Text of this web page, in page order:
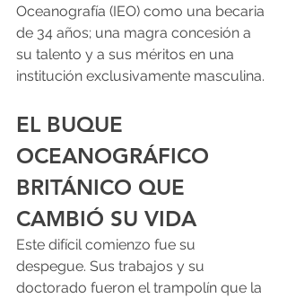
Oceanografía (IEO) como una becaria
de 34 años; una magra concesión a
su talento y a sus méritos en una
institución exclusivamente masculina.
EL BUQUE
OCEANOGRÁFICO
BRITÁNICO QUE
CAMBIÓ SU VIDA
Este difícil comienzo fue su
despegue. Sus trabajos y su
doctorado fueron el trampolín que la